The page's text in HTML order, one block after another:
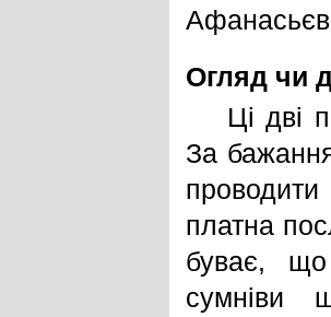
Огляд чи
Ці дві
За
платна
буває,
сумніви